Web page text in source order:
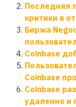
Последняя
критики в
Биржа
Coinbase
Coinbase
Coinbase
удаленно и